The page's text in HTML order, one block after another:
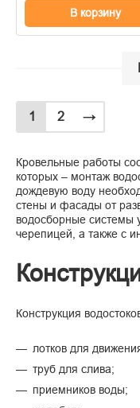
В корзину
1 2 →
Кровельные работы
которых – монтаж
дождевую воду
стены и фасады от
водосборные системы
черепицей, а также с
Конструкция
лотков для
труб для слива;
приемников воды;